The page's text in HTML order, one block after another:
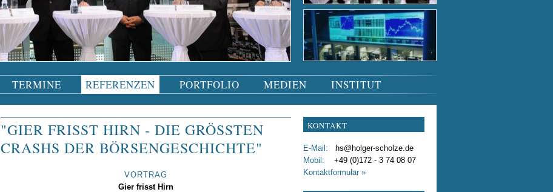
Podiumsdiskussion
Der Börsensaal bei Nacht
testxdddfdf
TERMINE REFERENZEN PORTFOLIO MEDIEN INSTITUT
"GIER FRISST HIRN - DIE GRÖSSTEN C
RASHS DER BÖRSENGESCHICHTE"
VORTRAG
Gier frisst Hirn
KONTAKT
E-Mail:
hs@holger-scholze.de
Mobil: +49 (0)172 - 3 74 08 07
Kontaktformular »